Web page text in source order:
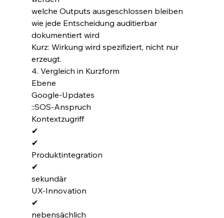
welche Outputs ausgeschlossen bleiben
wie jede Entscheidung auditierbar
dokumentiert wird
Kurz: Wirkung wird spezifiziert, nicht nur
erzeugt.
4. Vergleich in Kurzform
Ebene
Google-Updates
::SOS-Anspruch
Kontextzugriff
✔
✔
Produktintegration
✔
sekundär
UX-Innovation
✔
nebensächlich